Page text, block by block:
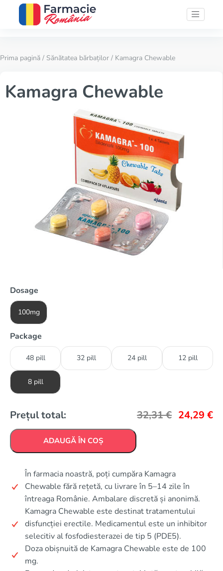
Prima pagină / Sănătatea bărbaților / Kamagra Chewable
Kamagra Chewable
Dosage
100mg
Package
48 pill 32 pill 24 pill 12 pill
8 pill
Prețul total: 32,31€ 24,29 €
ADAUGĂ ÎN COȘ
În farmacia noastră, poți cumpăra Kamagra
Chewable fără rețetă, cu livrare în 5–14 zile în
întreaga Românie. Ambalare discretă și anonimă.
Kamagra Chewable este destinat tratamentului
disfuncției erectile. Medicamentul este un inhibitor
selecitiv al fosfodiesterazei de tip 5 (PDE5).
Doza obișnuită de Kamagra Chewable este de 100
mg.